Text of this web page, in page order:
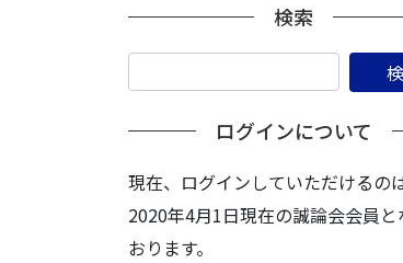
検索
ログインについて
現在、ログインしていただけるのは
2020年4月1日現在の誠論会会員と
おります。